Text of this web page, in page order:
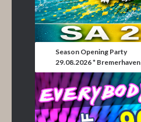
Season Opening Party
29.08.2026 * Bremerhaven